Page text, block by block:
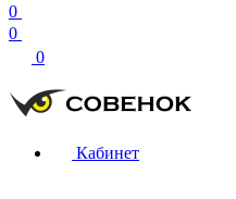
0
0
0
Кабинет